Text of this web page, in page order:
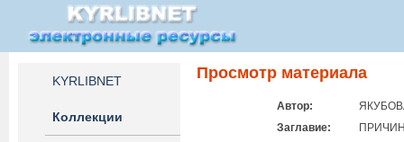
KYRLIBNET
Коллекции
Просмотр материала
Автор:
Заглавие: